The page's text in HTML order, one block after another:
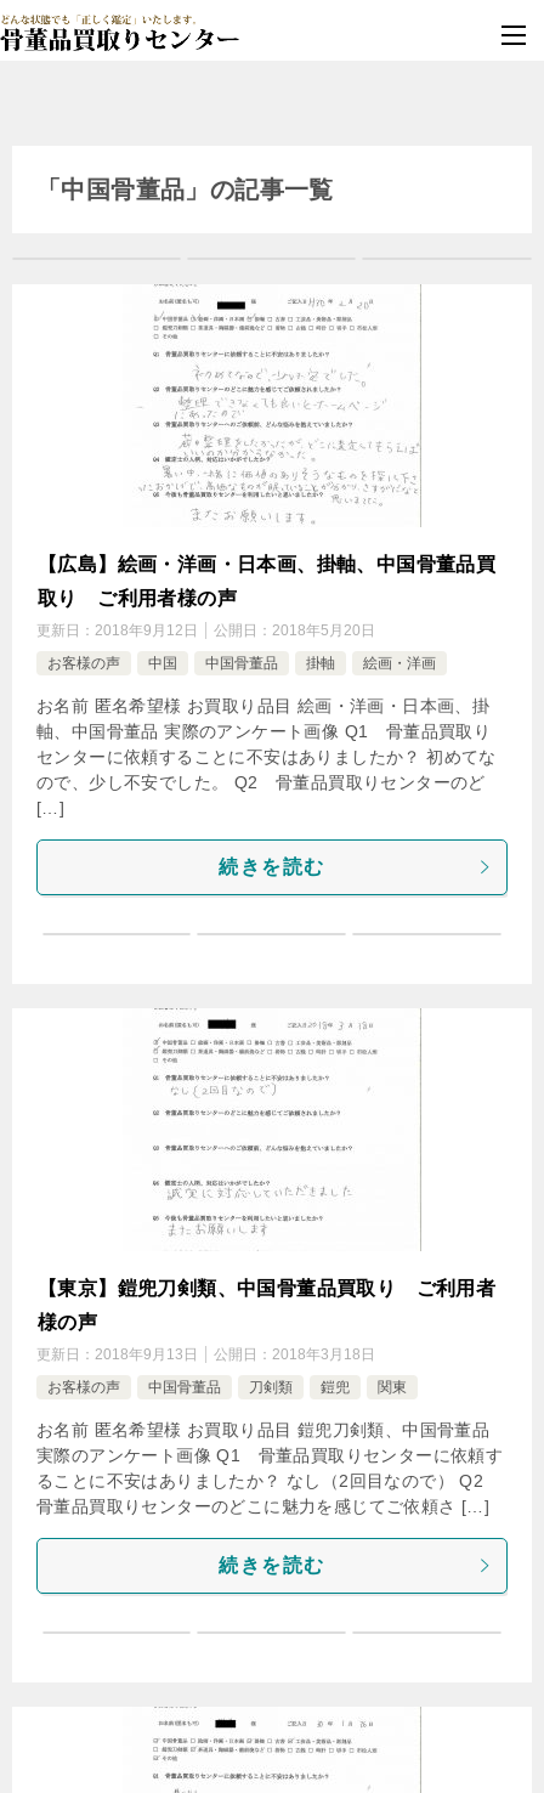
「中国骨董品」の記事一覧
【広島】絵画・洋画・日本画、掛軸、中国骨董品買
取り ご利用者様の声
更新日： 2018年9月12日 公開日： 2018年5月20日
お客様の声
中国 中国骨董品 掛軸 絵画・洋画
お名前 匿名希望様 お買取り品目 絵画・洋画・日本画、掛
軸、中国骨董品 実際のアンケート画像 Q1 骨董品買取り
センターに依頼することに不安はありましたか？ 初めてな
ので、少し不安でした。 Q2 骨董品買取りセンターのど
[…]
続きを読む
【東京】鎧兜刀剣類、中国骨董品買取り ご利用者
様の声
更新日： 2018年9月13日 公開日： 2018年3月18日
お客様の声
中国骨董品 刀剣類 鎧兜 関東
お名前 匿名希望様 お買取り品目 鎧兜刀剣類、中国骨董品
実際のアンケート画像 Q1 骨董品買取りセンターに依頼す
ることに不安はありましたか？ なし（2回目なので） Q2
骨董品買取りセンターのどこに魅力を感じてご依頼さ […]
続きを読む